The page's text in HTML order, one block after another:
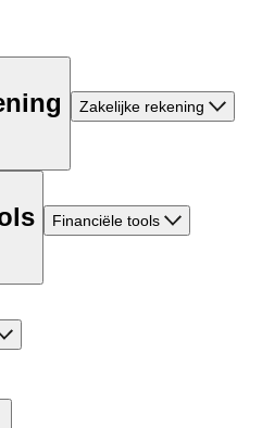
Zakelijke rekening
Financiële tools